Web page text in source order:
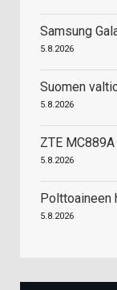
Samsung
5.8.2026
Suomen
5.8.2026
ZTE
5.8.2026
Polttoaineen
5.8.2026